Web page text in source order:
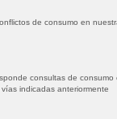
de consumo en
consultas de consumo
indicadas anteriormente